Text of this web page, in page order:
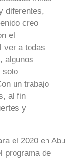
diferentes,
creo
el
ver a todas
algunos
solo
un trabajo
al fin
y
el 2020 en Abu
programa de